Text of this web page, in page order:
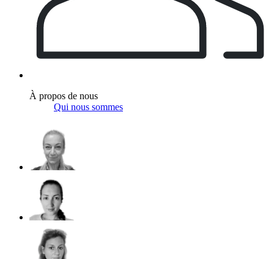
À propos de nous
Qui nous sommes